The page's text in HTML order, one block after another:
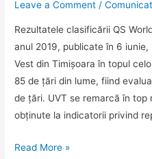
și
în
alte
30
de
universități
românești
Leave a Comment /
Rezultatele clasificării QS
anul 2019, publicate în 6
Vest din Timișoara în topul
85 de țări din lume, fiind
de țări. UVT se remarcă în top
obținute la indicatorii privind
QS
Read More »